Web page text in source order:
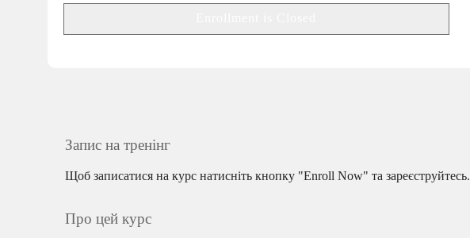
Запис на тренінг
Щоб записатися на курс натисніть кнопку "Enroll Now" та зареєструйтесь.
Про цей курс